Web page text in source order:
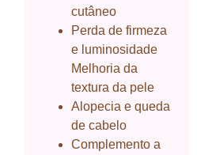
cutâneo
Perda de firmeza
e luminosidade
Melhoria da
textura da pele
Alopecia e queda
de cabelo
Complemento a